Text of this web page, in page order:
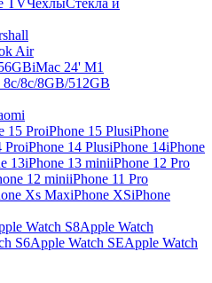
TVЧехлыСтекла и
Air
iMac 24' M1
8c/8GB/512GB
15 ProiPhone 15 PlusiPhone
ProiPhone 14 PlusiPhone 14iPhone
13iPhone 13 miniiPhone 12 Pro
12 miniiPhone 11 Pro
Xs MaxiPhone XSiPhone
Watch S8Apple Watch
S6Apple Watch SEApple Watch